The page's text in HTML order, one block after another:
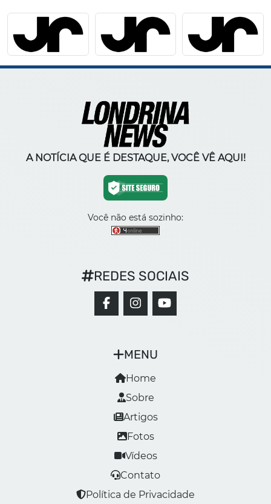
A NOTÍCIA QUE É DESTAQUE, VOCÊ VÊ AQUI!
Você não está sozinho:
MENU
Home
Sobre
Artigos
Fotos
Vídeos
Contato
Política de Privacidade
REDES SOCIAIS